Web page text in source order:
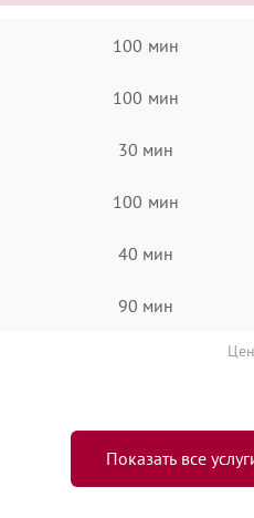
100 мин
100 мин
30 мин
100 мин
40 мин
90 мин
Показать все